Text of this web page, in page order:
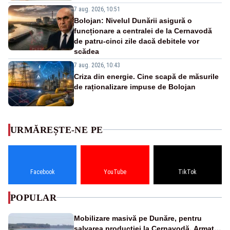
7 aug. 2026, 10:51
Bolojan: Nivelul Dunării asigură o
funcționare a centralei de la Cernavodă
de patru-cinci zile dacă debitele vor
scădea
7 aug. 2026, 10:43
Criza din energie. Cine scapă de măsurile
de raționalizare impuse de Bolojan
URMĂREȘTE-NE PE
Facebook YouTube TikTok
POPULAR
Mobilizare masivă pe Dunăre, pentru
salvarea producției la Cernavodă. Armata